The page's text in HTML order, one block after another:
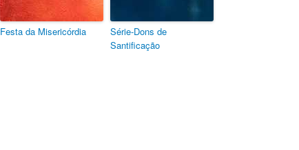
Festa da Misericórdia
Série-Dons de
Santificação